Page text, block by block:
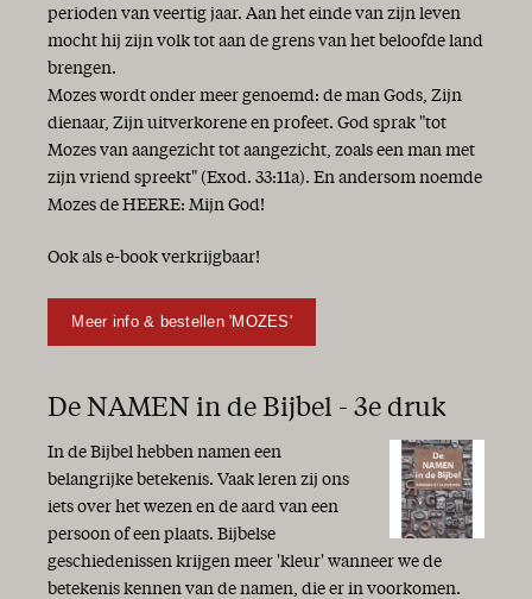
perioden van veertig jaar. Aan het einde van zijn leven
mocht hij zijn volk tot aan de grens van het beloofde land
brengen.
Mozes wordt onder meer genoemd: de man Gods, Zijn
dienaar, Zijn uitverkorene en profeet. God sprak "tot
Mozes van aangezicht tot aangezicht, zoals een man met
zijn vriend spreekt" (Exod. 33:11a). En andersom noemde
Mozes de HEERE: Mijn God!
Ook als e-book verkrijgbaar!
Meer info & bestellen 'MOZES'
De NAMEN in de Bijbel - 3e druk
In de Bijbel hebben namen een
belangrijke betekenis. Vaak leren zij ons
iets over het wezen en de aard van een
persoon of een plaats. Bijbelse
geschiedenissen krijgen meer 'kleur' wanneer we de
betekenis kennen van de namen, die er in voorkomen.